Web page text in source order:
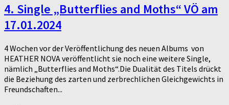
4. Single „Butterflies and Moths“ VÖ am
17.01.2024
4 Wochen vor der Veröffentlichung des neuen Albums von
HEATHER NOVA veröffentlicht sie noch eine weitere Single,
nämlich „Butterflies and Moths“.Die Dualität des Titels drückt
die Beziehung des zarten und zerbrechlichen Gleichgewichts in
Freundschaften...